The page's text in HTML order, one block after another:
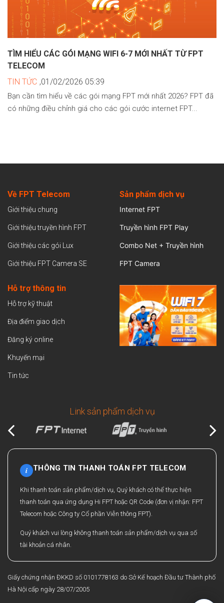
TÌM HIỂU CÁC GÓI MẠNG WIFI 6-7 MỚI NHẤT TỪ FPT
TELECOM
TIN TỨC ,01/02/2026 05:39
Bạn cần tìm hiểu về các gói mạng FPT mới nhất 2026? FPT đã
có những điều chỉnh giá cho các gói cước internet FPT...
Về FPT Telecom
Giới thiệu chung
Giới thiệu truyền hình FPT
Giới thiệu các gói Lux
Giới thiệu FPT Camera SE
Sản phẩm dịch vụ
Internet FPT
Truyền hình FPT Play
Combo Net + Truyền hình
FPT Camera
Hỗ trợ thông tin
Hỗ trợ kỹ thuật
Địa điểm giao dịch
Đăng ký online
Khuyến mại
Tin tức
Link sản phẩm dịch vụ
i THÔNG TIN THANH TOÁN FPT TELECOM
Khi thanh toán sản phẩm/dịch vụ, Quý khách có thể thực hiện
thanh toán qua ứng dụng Hi FPT hoặc QR Code (đơn vị nhận: FPT
Telecom hoặc Công ty Cổ phần Viễn thông FPT).
Quý khách vui lòng không thanh toán sản phẩm/dịch vụ qua số
tài khoản cá nhân.
Giấy chứng nhận ĐKKD số 0101778163 do Sở Kế hoạch Đầu tư Thành phố
Hà Nội cấp ngày 28/07/2005